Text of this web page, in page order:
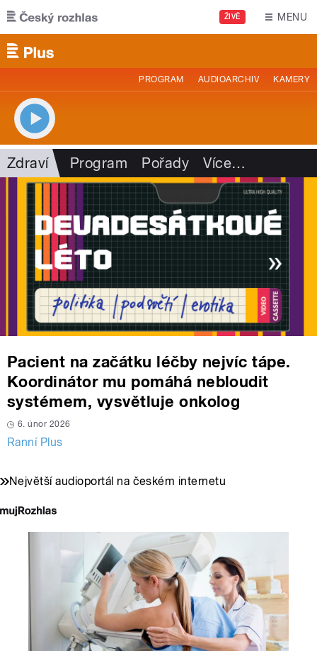
Přejít k hlavnímu obsahu
ŽIVĚ MENU
PROGRAM AUDIOARCHIV KAMERY
Zdraví Program Pořady Více…
Pacient na začátku léčby nejvíc tápe.
Koordinátor mu pomáhá nebloudit
systémem, vysvětluje onkolog
6. únor 2026
Ranní Plus
Největší audioportál na českém internetu